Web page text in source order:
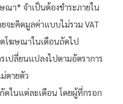
ณา* จำเป็นต้องชำระภายใน
จะคิดมูลค่าแบบไม่รวม VAT
โฆษณาในเดือนถัดไป
เปลี่ยนแปลงไปตามอัตราการ
ตายตัว
ดในแต่ละเดือน โดยผู้ที่กรอก